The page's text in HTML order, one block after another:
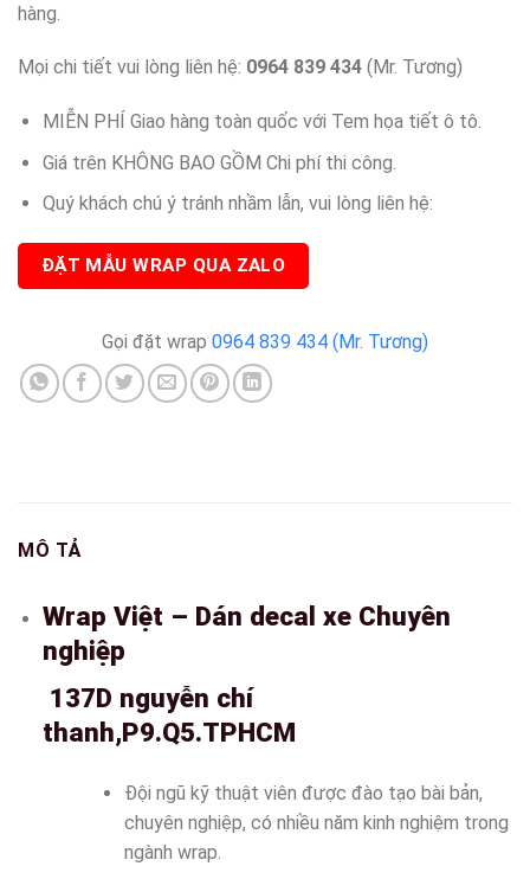
hàng.
Mọi chi tiết vui lòng liên hệ: 0964 839 434 (Mr. Tương)
MIỄN PHÍ Giao hàng toàn quốc với Tem họa tiết ô tô.
Giá trên KHÔNG BAO GỒM Chi phí thi công.
Quý khách chú ý tránh nhầm lẫn, vui lòng liên hệ:
ĐẶT MẪU WRAP QUA ZALO
Gọi đặt wrap 0964 839 434 (Mr. Tương)
MÔ TẢ
Wrap Việt – Dán decal xe Chuyên
nghiệp
137D nguyễn chí
thanh,P9.Q5.TPHCM
Đội ngũ kỹ thuật viên được đào tạo bài bản,
chuyên nghiệp, có nhiều năm kinh nghiệm trong
ngành wrap.